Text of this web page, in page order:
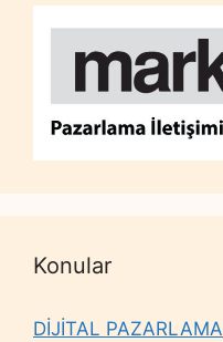
Konular
DİJİTAL PAZARLAMA